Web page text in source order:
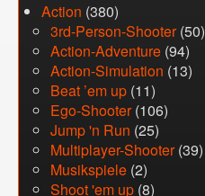
Action (380)
3rd-Person-Shooter(50)
Action-Adventure (94)
Action-Simulation (13)
Beat ’em up (11)
Ego-Shooter(106)
Jump 'n Run (25)
Multiplayer-Shooter(39)
Musikspiele (2)
Shoot 'em up (8)